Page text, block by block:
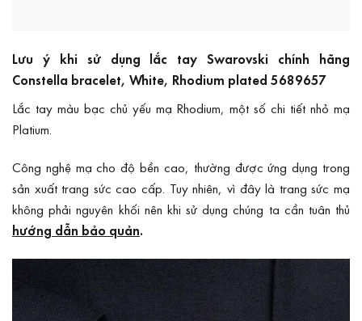
Lưu ý khi sử dụng lắc tay Swarovski chính hãng
Constella bracelet, White, Rhodium plated 5689657
Lắc tay màu bạc chủ yếu mạ Rhodium, một số chi tiết nhỏ mạ
Platium.
Công nghệ mạ cho độ bền cao, thường được ứng dụng trong
sản xuất trang sức cao cấp. Tuy nhiên, vì đây là trang sức mạ
không phải nguyên khối nên khi sử dụng chúng ta cần tuân thủ
hướng dẫn bảo quản.